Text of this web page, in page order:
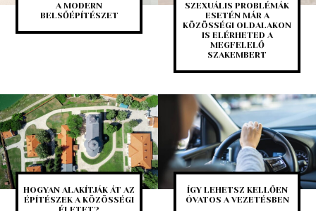
A MODERN
BELSŐÉPÍTÉSZET
SZEXUÁLIS PROBLÉMÁK
ESETÉN MÁR A
KÖZÖSSÉGI OLDALAKON
IS ELÉRHETED A
MEGFELELŐ
SZAKEMBERT
HOGYAN ALAKÍTJÁK ÁT AZ
ÉPÍTÉSZEK A KÖZÖSSÉGI
ÍGY LEHETSZ KELLŐEN
ÓVATOS A VEZETÉSBEN